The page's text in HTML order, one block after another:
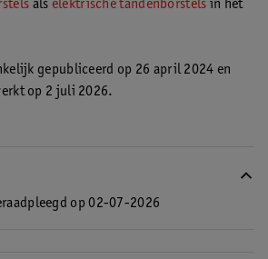
als elektrische tandenborstels in het
gepubliceerd op 26 april 2024 en
op 2 juli 2026.
op 02-07-2026